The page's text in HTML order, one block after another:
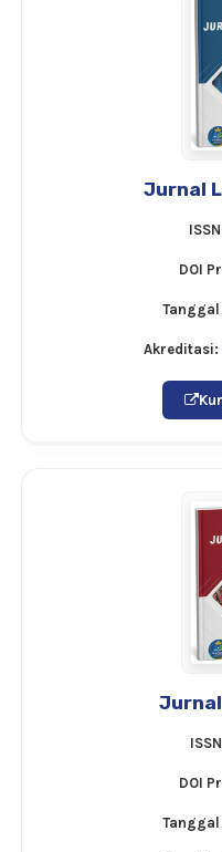
Jurnal
DOI
Tanggal
Akreditasi:
DOI
Tanggal